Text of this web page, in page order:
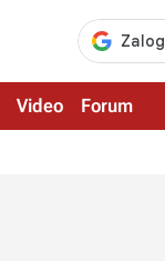
Video Forum